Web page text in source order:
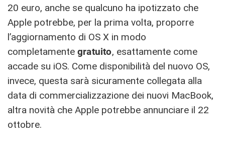
20 euro, anche se qualcuno ha ipotizzato che
Apple potrebbe, per la prima volta, proporre
l’aggiornamento di OS X in modo
completamente gratuito, esattamente come
accade su iOS. Come disponibilità del nuovo OS,
invece, questa sarà sicuramente collegata alla
data di commercializzazione dei nuovi MacBook,
altra novità che Apple potrebbe annunciare il 22
ottobre.